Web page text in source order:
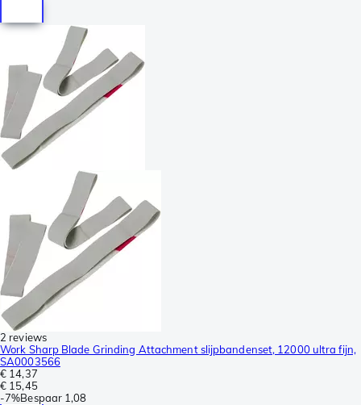
2 reviews
Work Sharp Blade Grinding Attachment slijpbandenset, 12000 ultra fijn,
SA0003566
€ 14,37
€ 15,45
-7%Bespaar 1,08